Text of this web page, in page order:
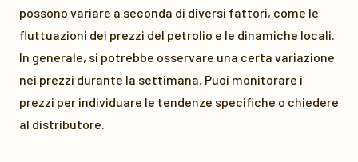
possono variare a seconda di diversi fattori, come le
fluttuazioni dei prezzi del petrolio e le dinamiche locali.
In generale, si potrebbe osservare una certa variazione
nei prezzi durante la settimana. Puoi monitorare i
prezzi per individuare le tendenze specifiche o chiedere
al distributore.